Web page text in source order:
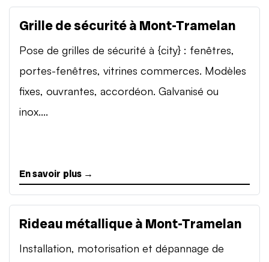
Grille de sécurité à Mont-Tramelan
Pose de grilles de sécurité à {city} : fenêtres,
portes-fenêtres, vitrines commerces. Modèles
fixes, ouvrantes, accordéon. Galvanisé ou
inox....
En savoir plus →
Rideau métallique à Mont-Tramelan
Installation, motorisation et dépannage de